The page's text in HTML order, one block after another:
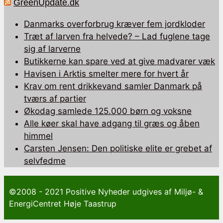
GreenUpdate.dk
Danmarks overforbrug kræver fem jordkloder
Træt af larven fra helvede? – Lad fuglene tage
sig af larverne
Butikkerne kan spare ved at give madvarer væk
Havisen i Arktis smelter mere for hvert år
Krav om rent drikkevand samler Danmark på
tværs af partier
Økodag samlede 125.000 børn og voksne
Alle køer skal have adgang til græs og åben
himmel
Carsten Jensen: Den politiske elite er grebet af
selvfedme
©2008 - 2021 Positive Nyheder udgives af Miljø- &
EnergiCentret Høje Taastrup